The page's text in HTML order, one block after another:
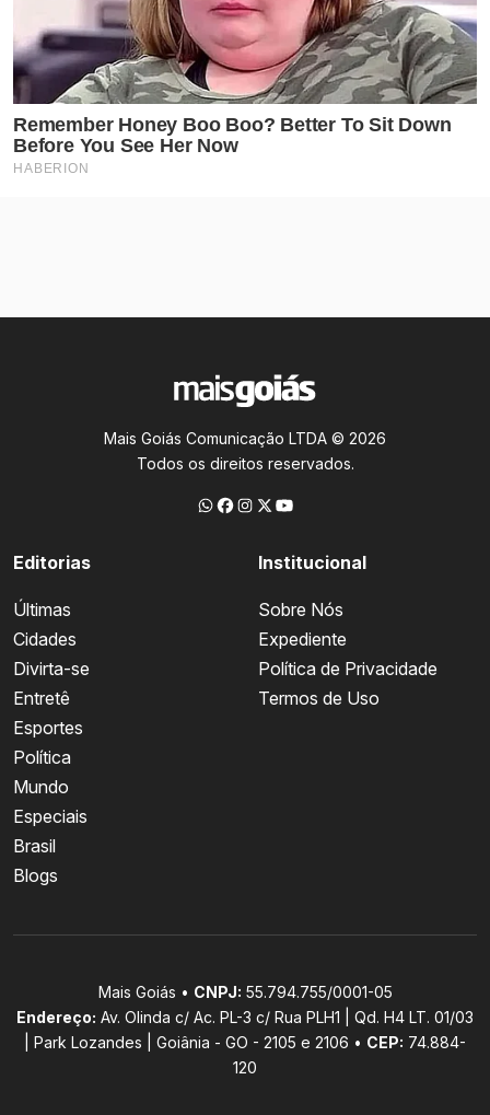
Mais Goiás Comunicação LTDA © 2026
Todos os direitos reservados.
Editorias
Últimas
Cidades
Divirta-se
Entretê
Esportes
Política
Mundo
Especiais
Brasil
Blogs
Institucional
Sobre Nós
Expediente
Política de Privacidade
Termos de Uso
Mais Goiás • CNPJ: 55.794.755/0001-05
Endereço: Av. Olinda c/ Ac. PL-3 c/ Rua PLH1 | Qd. H4 LT. 01/03
| Park Lozandes | Goiânia - GO - 2105 e 2106 • CEP: 74.884-
120